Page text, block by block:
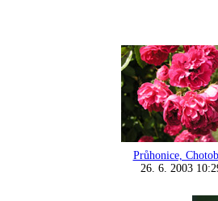
Průhonice,
26. 6. 2003